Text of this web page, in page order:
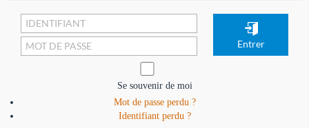
Se souvenir de moi
Mot de passe perdu ?
Identifiant perdu ?